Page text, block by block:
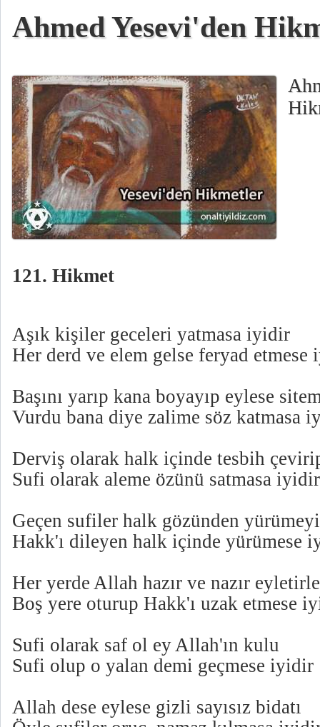
Ahmed Yesevi'den
121. Hikmet
Aşık kişiler geceleri yatmasa iyidir
Her derd ve elem gelse feryad etmese
Başını yarıp kana boyayıp eylese
Vurdu bana diye zalime söz katmasa
Derviş olarak halk içinde tesbih
Sufi olarak aleme özünü satmasa iyidir
Geçen sufiler halk gözünden
Hakk'ı dileyen halk içinde yürümese
Her yerde Allah hazır ve nazır
Boş yere oturup Hakk'ı uzak etmese
Sufi olarak saf ol ey Allah'ın kulu
Sufi olup o yalan demi geçmese iyidir
Allah dese eylese gizli sayısız bidatı